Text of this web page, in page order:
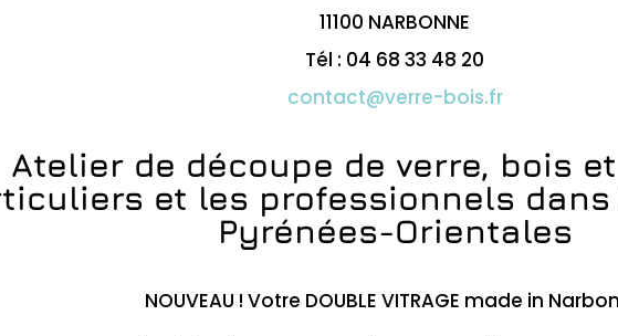
11100 NARBONNE
Tél : 04 68 33 48 20
contact@verre-bois.fr
Atelier de découpe de verre, bois
et les professionnels dans
Pyrénées-Orientales
NOUVEAU ! Votre DOUBLE VITRAGE made in